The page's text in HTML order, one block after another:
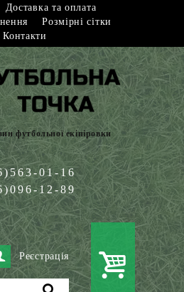
Доставка та оплата
Розмірні сітки
Контакти
футбольної екіпіровки
01-16
12-89
Реєстрація